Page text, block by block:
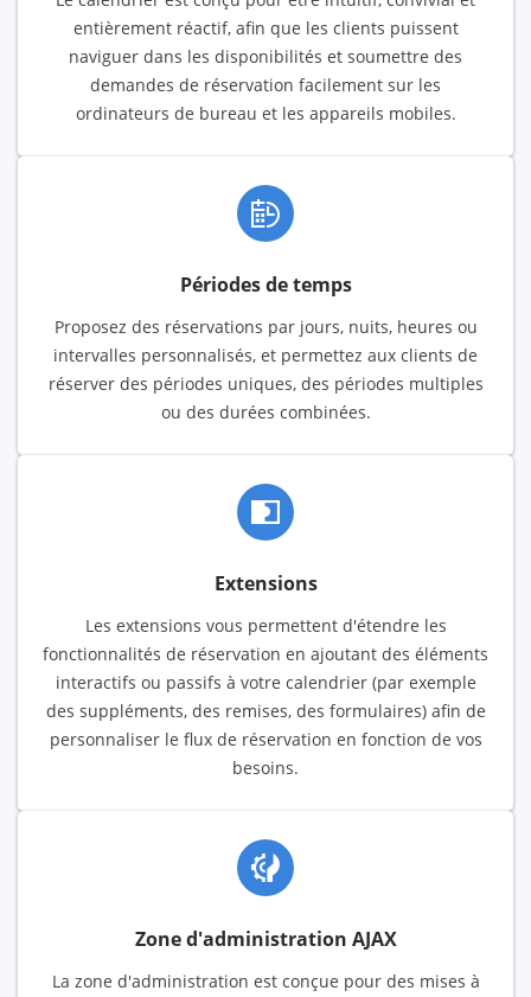
entièrement réactif, afin que les clients puissent
naviguer dans les disponibilités et soumettre des
demandes de réservation facilement sur les
ordinateurs de bureau et les appareils mobiles.
Périodes de temps
Proposez des réservations par jours, nuits, heures ou
intervalles personnalisés, et permettez aux clients de
réserver des périodes uniques, des périodes multiples
ou des durées combinées.
Extensions
Les extensions vous permettent d'étendre les
fonctionnalités de réservation en ajoutant des éléments
interactifs ou passifs à votre calendrier (par exemple
des suppléments, des remises, des formulaires) afin de
personnaliser le flux de réservation en fonction de vos
besoins.
Zone d'administration AJAX
La zone d'administration est conçue pour des mises à